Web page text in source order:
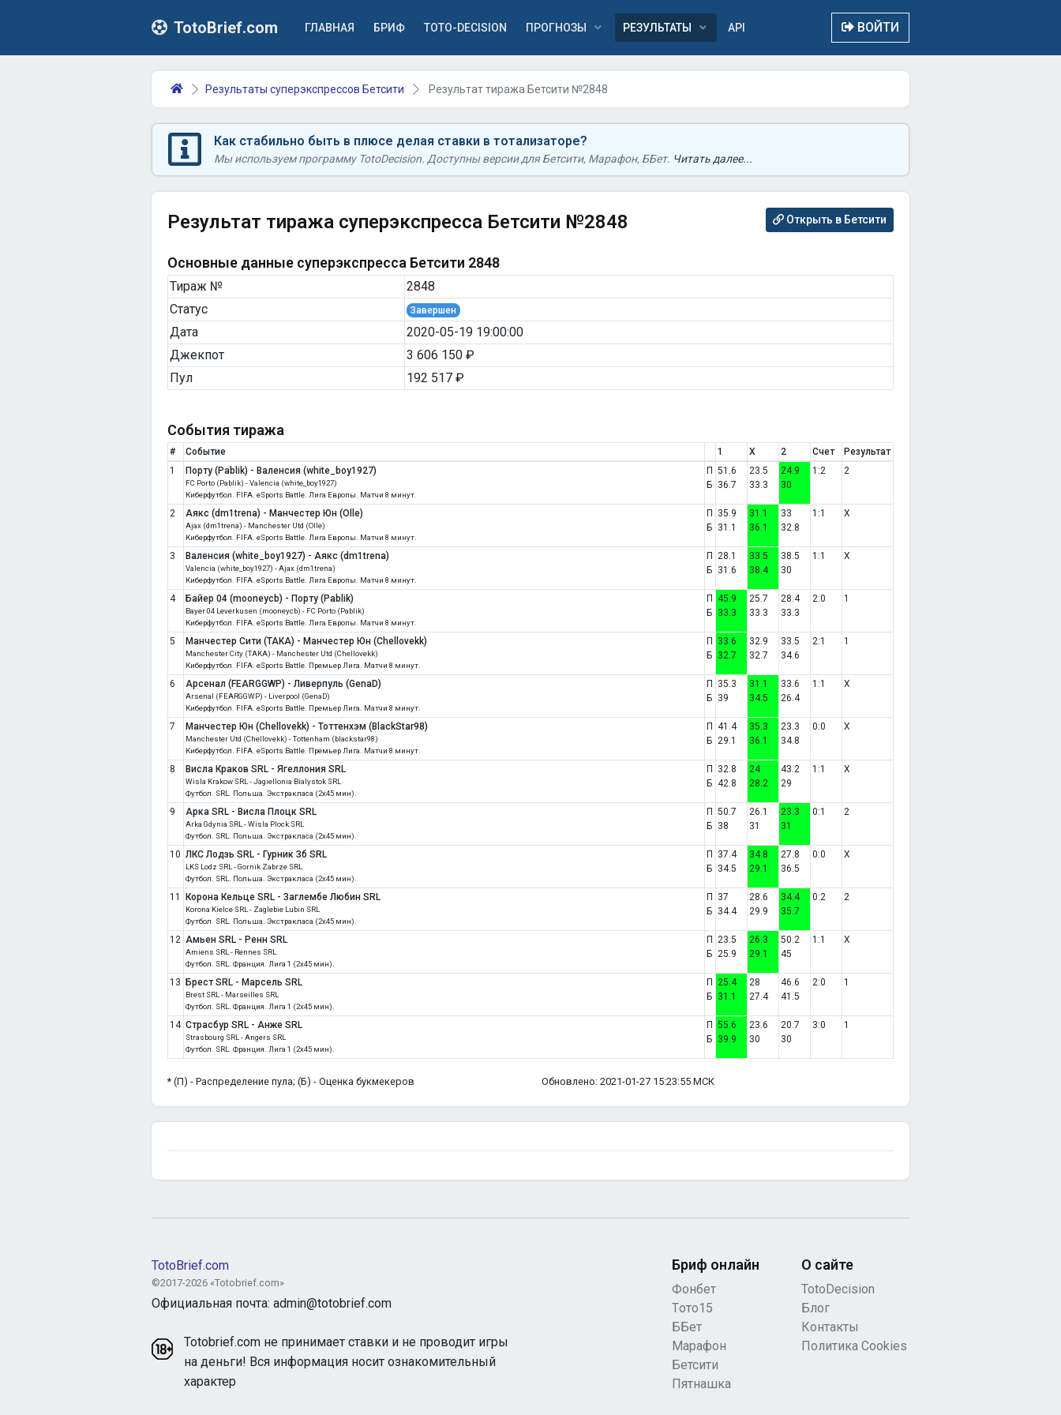
TotoBrief.com ГЛАВНАЯ БРИФ TOTO-DECISION ПРОГНОЗЫ РЕЗУЛЬТАТЫ API ВОЙТИ
Результаты суперэкспрессов Бетсити Результат тиража Бетсити №2848
Как стабильно быть в плюсе делая ставки в тотализаторе?
Мы используем программу TotoDecision. Доступны версии для Бетсити, Марафон, ББет. Читать далее...
Результат тиража суперэкспресса Бетсити №2848 Открыть в Бетсити
Основные данные суперэкспресса Бетсити 2848
Тираж №
2848
Статус
Завершен
Дата
2020-05-19 19:00:00
Джекпот
3 606 150 ₽
Пул
192 517 ₽
События тиража
# Событие 1 X 2 Счет
Результат
1
Порту (Pablik) - Валенсия (white_boy1927)
FC Porto (Pablik) - Valencia (white_boy1927)
Киберфутбол. FIFA. eSports Battle. Лига Европы. Матчи 8 минут.
П
Б
51.6
36.7
23.5
33.3
24.9
30
1:2 2
2 Аякс (dm1trena) - Манчестер Юн (Olle)
Ajax (dm1trena) - Manchester Utd (Olle)
Киберфутбол. FIFA. eSports Battle. Лига Европы. Матчи 8 минут.
П
Б
35.9
31.1
31.1
36.1
33
32.8
1:1 X
3 Валенсия (white_boy1927) - Аякс (dm1trena)
Valencia (white_boy1927) - Ajax (dm1trena)
Киберфутбол. FIFA. eSports Battle. Лига Европы. Матчи 8 минут.
П
Б
28.1
31.6
33.5
38.4
38.5
30
1:1 X
4 Байер 04 (mooneycb) - Порту (Pablik)
Bayer 04 Leverkusen (mooneycb) - FC Porto (Pablik)
Киберфутбол. FIFA. eSports Battle. Лига Европы. Матчи 8 минут.
П
Б
45.9
33.3
25.7
33.3
28.4
33.3
2:0 1
5 Манчестер Сити (TAKA) - Манчестер Юн (Chellovekk)
Manchester City (TAKA) - Manchester Utd (Chellovekk)
Киберфутбол. FIFA. eSports Battle. Премьер Лига. Матчи 8 минут.
П
Б
33.6
32.7
32.9
32.7
33.5
34.6
2:1 1
6 Арсенал (FEARGGWP) - Ливерпуль (GenaD)
Arsenal (FEARGGWP) - Liverpool (GenaD)
Киберфутбол. FIFA. eSports Battle. Премьер Лига. Матчи 8 минут.
П
Б
35.3
39
31.1
34.5
33.6
26.4
1:1 X
7 Манчестер Юн (Chellovekk) - Тоттенхэм (BlackStar98)
Manchester Utd (Chellovekk) - Tottenham (blackstar98)
Киберфутбол. FIFA. eSports Battle. Премьер Лига. Матчи 8 минут.
П
Б
41.4
29.1
35.3
36.1
23.3
34.8
0:0 X
8 Висла Краков SRL - Ягеллония SRL
Wisla Krakow SRL - Jagiellonia Bialystok SRL
Футбол. SRL. Польша. Экстракласа (2x45 мин).
П
Б
32.8
42.8
24
28.2
43.2
29
1:1 X
9 Арка SRL - Висла Плоцк SRL
Arka Gdynia SRL - Wisla Plock SRL
Футбол. SRL. Польша. Экстракласа (2x45 мин).
П
Б
50.7
38
26.1
31
23.3
31
0:1 2
10 ЛКС Лодзь SRL - Гурник Зб SRL
LKS Lodz SRL - Gornik Zabrze SRL
Футбол. SRL. Польша. Экстракласа (2x45 мин).
П
Б
37.4
34.5
34.8
29.1
27.8
36.5
0:0 X
11 Корона Кельце SRL - Заглембе Любин SRL
Korona Kielce SRL - Zaglebie Lubin SRL
Футбол. SRL. Польша. Экстракласа (2x45 мин).
П
Б
37
34.4
28.6
29.9
34.4
35.7
0:2 2
12 Амьен SRL - Ренн SRL
Amiens SRL - Rennes SRL
Футбол. SRL. Франция. Лига 1 (2x45 мин).
П
Б
23.5
25.9
26.3
29.1
50.2
45
1:1 X
13 Брест SRL - Марсель SRL
Brest SRL - Marseilles SRL
Футбол. SRL. Франция. Лига 1 (2x45 мин).
П
Б
25.4
31.1
28
27.4
46.6
41.5
2:0 1
14 Страсбур SRL - Анже SRL
Strasbourg SRL - Angers SRL
Футбол. SRL. Франция. Лига 1 (2x45 мин).
П
Б
55.6
39.9
23.6
30
20.7
30
3:0 1
* (П) - Распределение пула; (Б) - Оценка букмекеров Обновлено: 2021-01-27 15:23:55 МСК
TotoBrief.com
©2017-2026 «Totobrief.com»
Официальная почта: admin@totobrief.com
Totobrief.com не принимает ставки и не проводит игры
на деньги! Вся информация носит ознакомительный
характер
Бриф онлайн
Фонбет
Tото15
ББет
Марафон
Бетсити
Пятнашка
О сайте
TotoDecision
Блог
Контакты
Политика Cookies